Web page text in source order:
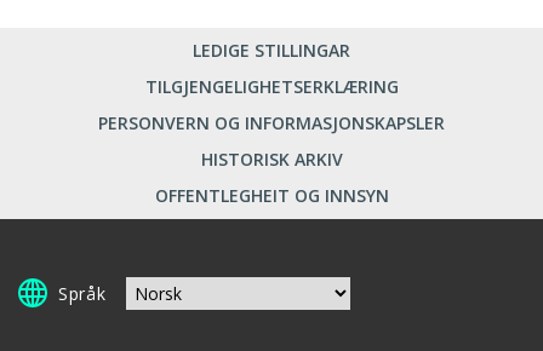
LEDIGE STILLINGAR
TILGJENGELIGHETSERKLÆRING
PERSONVERN OG INFORMASJONSKAPSLER
HISTORISK ARKIV
OFFENTLEGHEIT OG INNSYN
Språk